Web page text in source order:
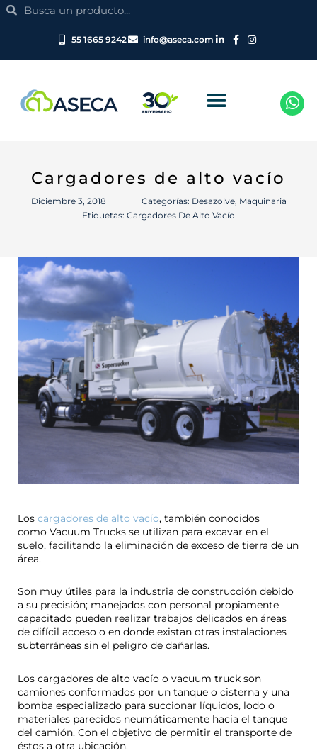
SearchSearch
55 1665 9242 info@aseca.com
Cargadores de alto vacío
Diciembre 3, 2018 Categorías: Desazolve, Maquinaria
Etiquetas: Cargadores De Alto Vacío
Los cargadores de alto vacío, también conocidos
como Vacuum Trucks se utilizan para excavar en el
suelo, facilitando la eliminación de exceso de tierra de un
área.
Son muy útiles para la industria de construcción debido
a su precisión; manejados con personal propiamente
capacitado pueden realizar trabajos delicados en áreas
de difícil acceso o en donde existan otras instalaciones
subterráneas sin el peligro de dañarlas.
Los cargadores de alto vacío o vacuum truck son
camiones conformados por un tanque o cisterna y una
bomba especializado para succionar líquidos, lodo o
materiales parecidos neumáticamente hacia el tanque
del camión. Con el objetivo de permitir el transporte de
éstos a otra ubicación.